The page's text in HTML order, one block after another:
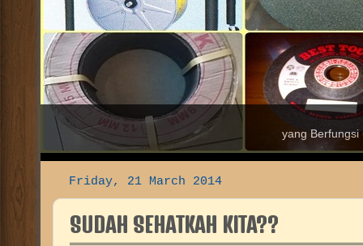
Friday, 21 March 2014
SUDAH SEHATKAH KITA??